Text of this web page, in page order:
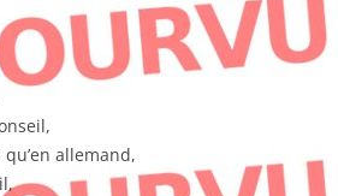
allemand,